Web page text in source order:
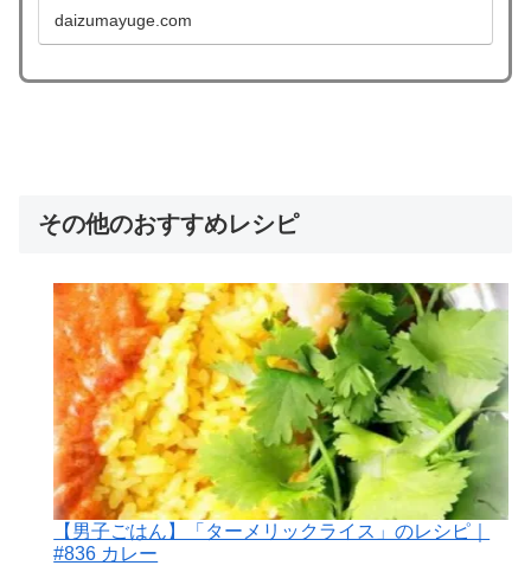
daizumayuge.com
その他のおすすめレシピ
【男子ごはん】「ターメリックライス」のレシピ｜
#836 カレー